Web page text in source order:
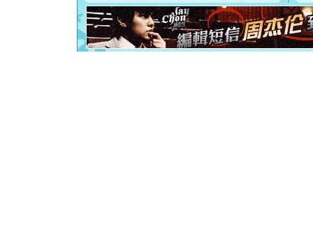
[元旦]当
泣，这痛
卖了。水
[春节]风
颜！冬去